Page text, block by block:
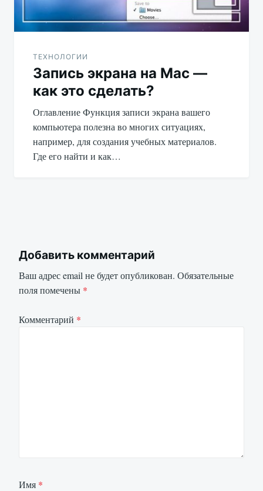
ТЕХНОЛОГИИ
Запись экрана на Mac —
как это сделать?
Оглавление Функция записи экрана вашего
компьютера полезна во многих ситуациях,
например, для создания учебных материалов.
Где его найти и как…
Добавить комментарий
Ваш адрес email не будет опубликован. Обязательные
поля помечены *
Комментарий *
Имя *